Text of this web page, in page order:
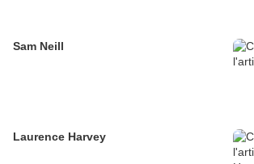
Sam Neill
Laurence Harvey